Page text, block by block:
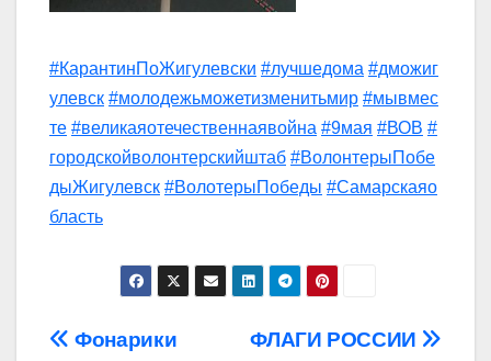
#КарантинПоЖигулевски #лучшедома #дможиг
улевск #молодежьможетизменитьмир #мывмес
те #великаяотечественнаявойна #9мая #ВОВ #
городскойволонтерскийштаб #ВолонтерыПобе
дыЖигулевск #ВолотерыПобеды #Самарскаяо
бласть
Навигация ФЛАГИ РОССИИ
Фонарики